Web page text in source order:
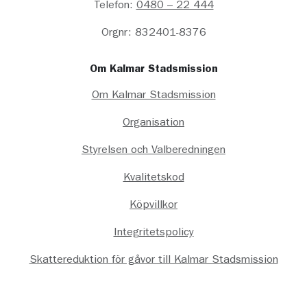
Telefon: 0480 – 22 444
Orgnr: 832401-8376
Om Kalmar Stadsmission
Om Kalmar Stadsmission
Organisation
Styrelsen och Valberedningen
Kvalitetskod
Köpvillkor
Integritetspolicy
Skattereduktion för gåvor till Kalmar Stadsmission